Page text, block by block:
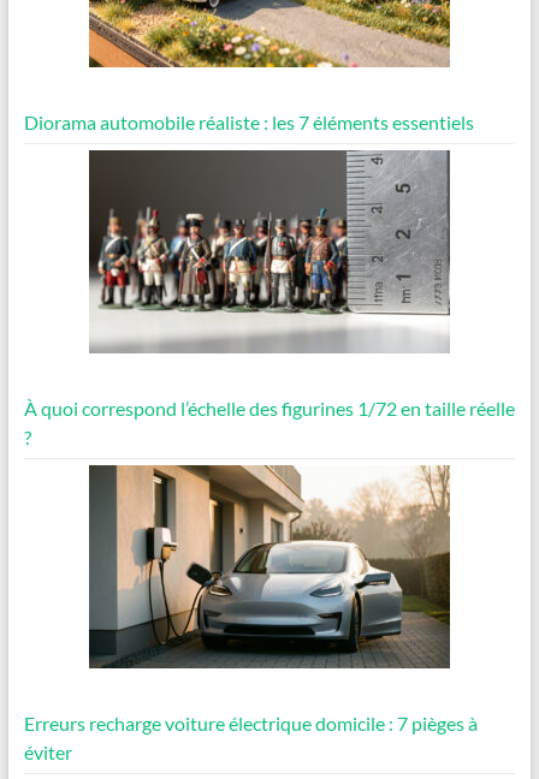
Diorama automobile réaliste : les 7 éléments essentiels
À quoi correspond l’échelle des figurines 1/72 en taille réelle
?
Erreurs recharge voiture électrique domicile : 7 pièges à
éviter